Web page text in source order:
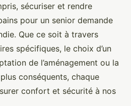
sécuriser et rendre
pour un senior demande
Que ce soit à travers
spécifiques, le choix d’un
de l’aménagement ou la
conséquents, chaque
confort et sécurité à nos